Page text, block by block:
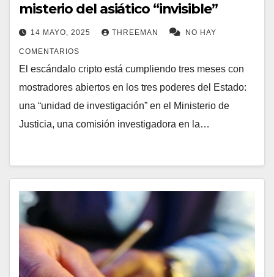
misterio del asiático “invisible”
14 MAYO, 2025 THREEMAN NO HAY
COMENTARIOS
El escándalo cripto está cumpliendo tres meses con
mostradores abiertos en los tres poderes del Estado:
una “unidad de investigación” en el Ministerio de
Justicia, una comisión investigadora en la…